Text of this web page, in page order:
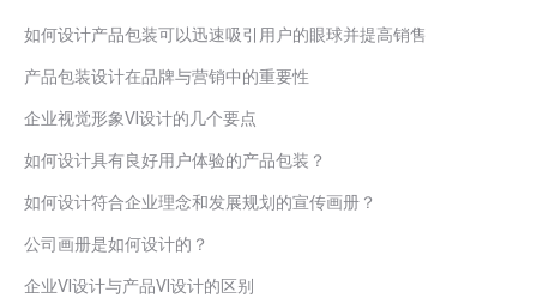
如何设计产品包装可以迅速吸引用户的眼球并提高销售
产品包装设计在品牌与营销中的重要性
企业视觉形象VI设计的几个要点
如何设计具有良好用户体验的产品包装？
如何设计符合企业理念和发展规划的宣传画册？
公司画册是如何设计的？
企业VI设计与产品VI设计的区别